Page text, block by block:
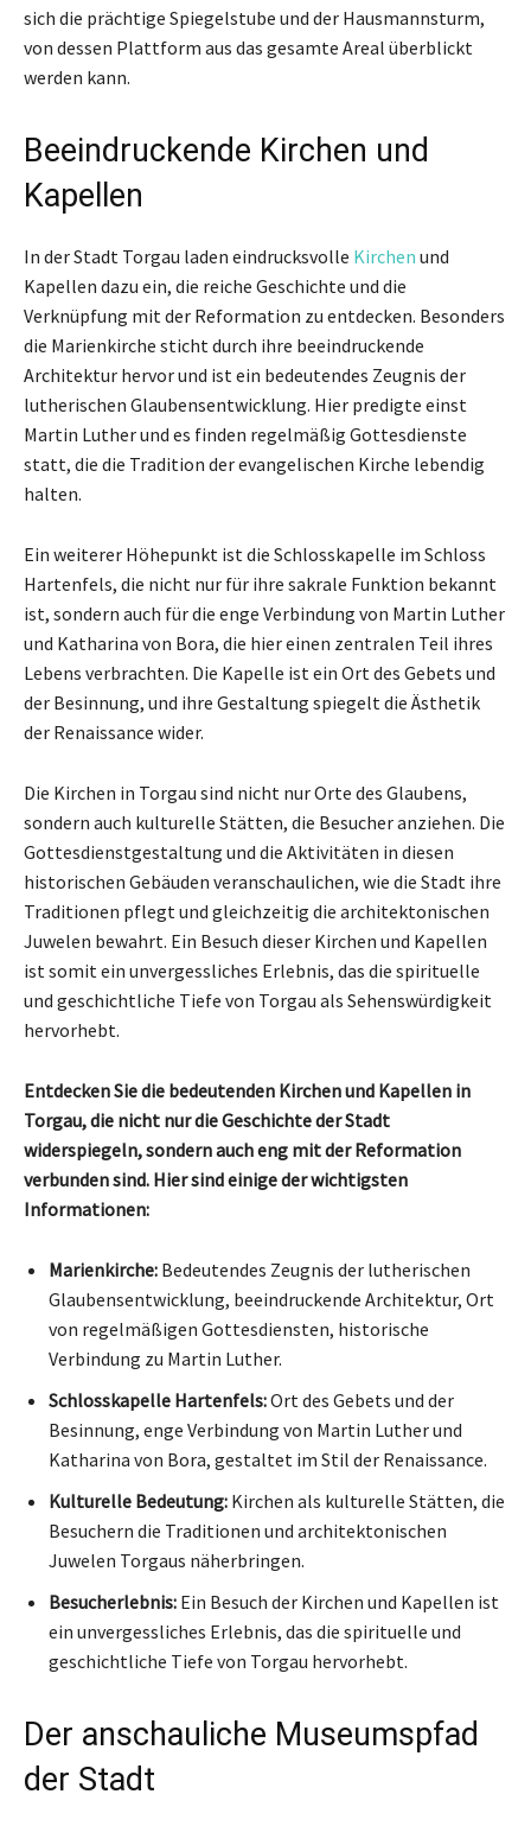
sich die prächtige Spiegelstube und der Hausmannsturm,
von dessen Plattform aus das gesamte Areal überblickt
werden kann.
Beeindruckende Kirchen und
Kapellen
In der Stadt Torgau laden eindrucksvolle Kirchen und
Kapellen dazu ein, die reiche Geschichte und die
Verknüpfung mit der Reformation zu entdecken. Besonders
die Marienkirche sticht durch ihre beeindruckende
Architektur hervor und ist ein bedeutendes Zeugnis der
lutherischen Glaubensentwicklung. Hier predigte einst
Martin Luther und es finden regelmäßig Gottesdienste
statt, die die Tradition der evangelischen Kirche lebendig
halten.
Ein weiterer Höhepunkt ist die Schlosskapelle im Schloss
Hartenfels, die nicht nur für ihre sakrale Funktion bekannt
ist, sondern auch für die enge Verbindung von Martin Luther
und Katharina von Bora, die hier einen zentralen Teil ihres
Lebens verbrachten. Die Kapelle ist ein Ort des Gebets und
der Besinnung, und ihre Gestaltung spiegelt die Ästhetik
der Renaissance wider.
Die Kirchen in Torgau sind nicht nur Orte des Glaubens,
sondern auch kulturelle Stätten, die Besucher anziehen. Die
Gottesdienstgestaltung und die Aktivitäten in diesen
historischen Gebäuden veranschaulichen, wie die Stadt ihre
Traditionen pflegt und gleichzeitig die architektonischen
Juwelen bewahrt. Ein Besuch dieser Kirchen und Kapellen
ist somit ein unvergessliches Erlebnis, das die spirituelle
und geschichtliche Tiefe von Torgau als Sehenswürdigkeit
hervorhebt.
Entdecken Sie die bedeutenden Kirchen und Kapellen in
Torgau, die nicht nur die Geschichte der Stadt
widerspiegeln, sondern auch eng mit der Reformation
verbunden sind. Hier sind einige der wichtigsten
Informationen:
Marienkirche: Bedeutendes Zeugnis der lutherischen
Glaubensentwicklung, beeindruckende Architektur, Ort
von regelmäßigen Gottesdiensten, historische
Verbindung zu Martin Luther.
Schlosskapelle Hartenfels:Ort des Gebets und der
Besinnung, enge Verbindung von Martin Luther und
Katharina von Bora, gestaltet im Stil der Renaissance.
Kulturelle Bedeutung: Kirchen als kulturelle Stätten, die
Besuchern die Traditionen und architektonischen
Juwelen Torgaus näherbringen.
Besucherlebnis: Ein Besuch der Kirchen und Kapellen ist
ein unvergessliches Erlebnis, das die spirituelle und
geschichtliche Tiefe von Torgau hervorhebt.
Der anschauliche Museumspfad
der Stadt